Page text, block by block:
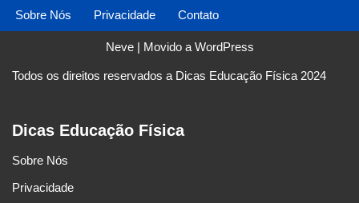
Sobre Nós Privacidade Contato
Neve| Movido a WordPress
Todos os direitos reservados a Dicas Educação Física 2024
Dicas Educação Física
Sobre Nós
Privacidade